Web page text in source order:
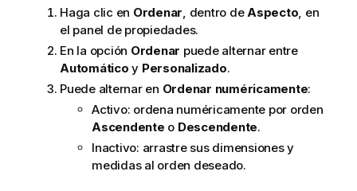
Haga clic en Ordenar , dentro de Aspecto , en
el panel de propiedades.
En la opción Ordenar puede alternar entre
Automático y Personalizado.
Puede alternar en Ordenar numéricamente:
Activo: ordena numéricamente por orden
Ascendente o Descendente.
Inactivo: arrastre sus dimensiones y
medidas al orden deseado.